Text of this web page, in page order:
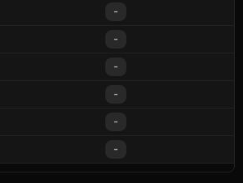
-
-
-
-
-
-